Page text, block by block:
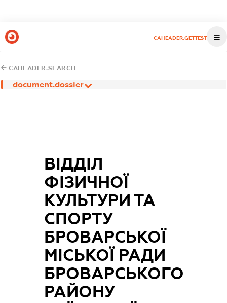
CAHEADER.GETTEST
CAHEADER.SEARCH
document.dossier
ВІДДІЛ
ФІЗИЧНОЇ
КУЛЬТУРИ ТА
СПОРТУ
БРОВАРСЬКОЇ
МІСЬКОЇ РАДИ
БРОВАРСЬКОГО
РАЙОНУ